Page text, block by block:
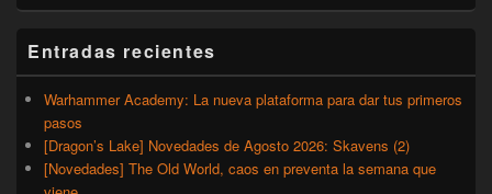
Entradas recientes
Warhammer Academy: La nueva plataforma para dar tus primeros
pasos
[Dragon’s Lake] Novedades de Agosto 2026: Skavens (2)
[Novedades] The Old World, caos en preventa la semana que